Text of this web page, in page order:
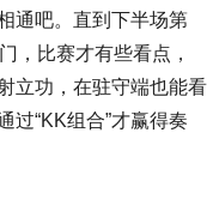
通吧。直到下半场第
，比赛才有些看点，
立功，在驻守端也能看
过“KK组合”才赢得奏